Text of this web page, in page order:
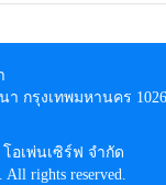
กรุงเทพมหานคร
อเพ่นเซิร์ฟ จำกัด
rights reserved.